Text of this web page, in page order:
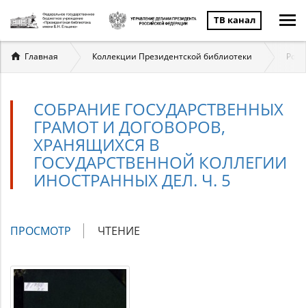
ТВ канал
Вы
здесь
Главная Коллекции Президентской библиотеки
СОБРАНИЕ ГОСУДАРСТВЕННЫХ
ГРАМОТ И ДОГОВОРОВ,
ХРАНЯЩИХСЯ В
ГОСУДАРСТВЕННОЙ КОЛЛЕГИИ
ИНОСТРАННЫХ ДЕЛ. Ч. 5
Главные
ПРОСМОТР (АКТИВНАЯ
ЧТЕНИЕ